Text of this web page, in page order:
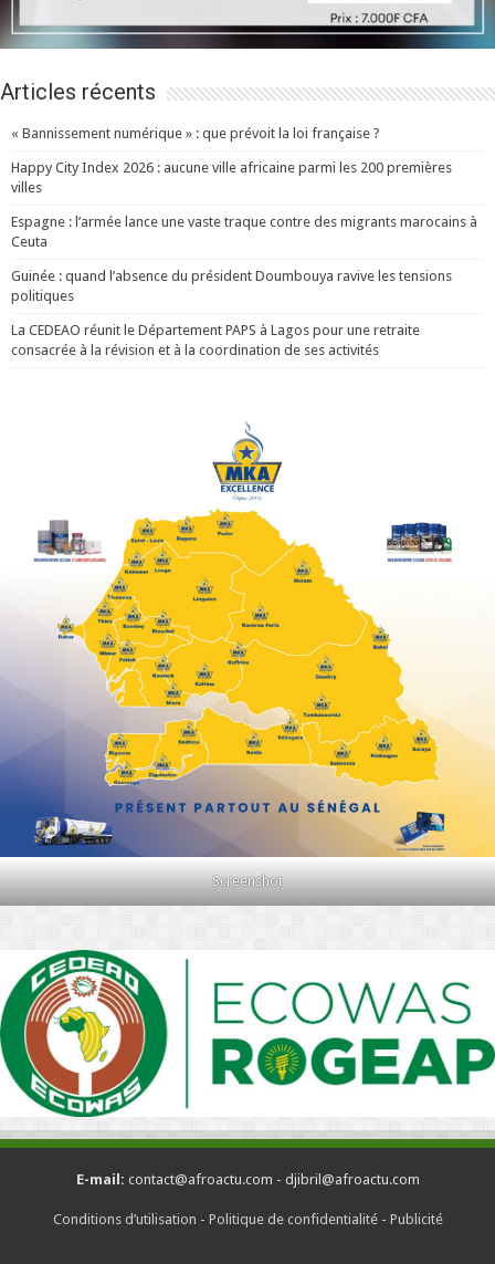
Articles récents
« Bannissement numérique » : que prévoit la loi française ?
Happy City Index 2026 : aucune ville africaine parmi les 200 premières
villes
Espagne : l’armée lance une vaste traque contre des migrants marocains à
Ceuta
Guinée : quand l’absence du président Doumbouya ravive les tensions
politiques
La CEDEAO réunit le Département PAPS à Lagos pour une retraite
consacrée à la révision et à la coordination de ses activités
Screenshot
E-mail: contact@afroactu.com - djibril@afroactu.com
Conditions d’utilisation - Politique de confidentialité- Publicité